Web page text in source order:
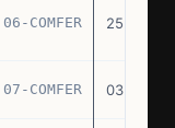
06-COMFER 25.02.77
07-COMFER 03.03.77